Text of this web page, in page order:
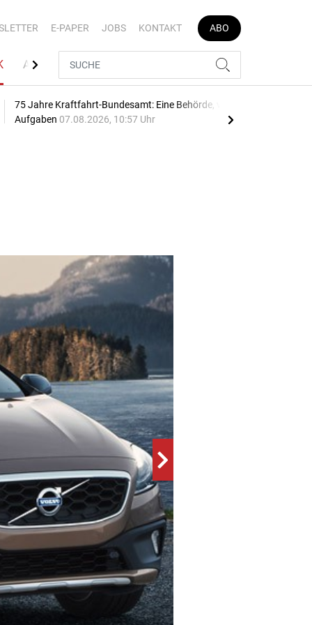
E-PAPER JOBS KONTAKT ABO
AUTOJOB
75 Jahre Kraftfahrt-Bundesamt: Eine Behörde, viele
Aufgaben 07.08.2026, 10:57 Uhr